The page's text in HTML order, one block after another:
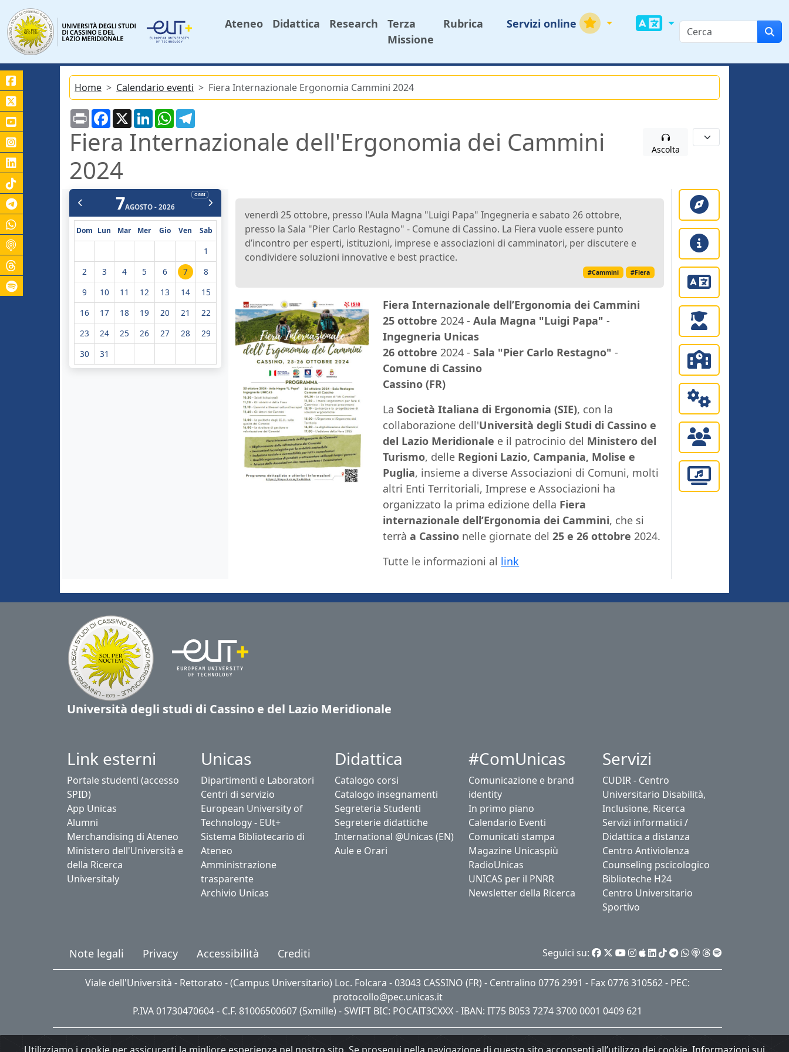
Ateneo Didattica Research
Terza
Missione
Rubrica Servizi online
Home Calendario eventi Fiera Internazionale Ergonomia Cammini 2024
PrintFacebook
X LinkedInWhatsApp
Fiera Internazionale dell'Ergonomia dei Cammini
2024
Ascolta
venerdì 25 ottobre, presso l'Aula Magna "Luigi Papa" Ingegneria e sabato 26 ottobre,
presso la Sala "Pier Carlo Restagno" - Comune di Cassino. La Fiera vuole essere punto
d’incontro per esperti, istituzioni, imprese e associazioni di camminatori, per discutere e
condividere soluzioni innovative e best practice.
#Cammini #Fiera
Fiera Internazionale dell’Ergonomia dei Cammini
25 ottobre 2024 - Aula Magna "Luigi Papa"-
Ingegneria Unicas
26 ottobre 2024 - Sala "Pier Carlo Restagno"-
Comune di Cassino
Cassino (FR)
LaSocietà Italiana di Ergonomia (SIE), con la
collaborazione dell'Università degli Studi di Cassino e
del Lazio Meridionale e il patrocinio del Ministero del
Turismo, delle Regioni Lazio, Campania, Molise e
Puglia, insieme a diverse Associazioni di Comuni, molti
altri Enti Territoriali, Imprese e Associazioni ha
organizzato la prima edizione della Fiera
internazionale dell’Ergonomia dei Cammini, che si
terràa Cassino nelle giornate del25 e 26 ottobre 2024.
Tutte le informazioni al link
OGGI
7AGOSTO - 2026
Dom Lun Mar Mer Gio Ven Sab
1
2
3 4 5 6 7
8
9
10 11 12 13 14
15
16
17 18 19 20 21
22
23
24 25 26 27 28
29
30
31
Università degli studi di Cassino e del Lazio Meridionale
Link esterni
Portale studenti (accesso
SPID)
App Unicas
Alumni
Merchandising di Ateneo
Ministero dell'Università e
della Ricerca
Universitaly
Unicas
Dipartimenti e Laboratori
Centri di servizio
European University of
Technology - EUt+
Sistema Bibliotecario di
Ateneo
Amministrazione
trasparente
Archivio Unicas
Didattica
Catalogo corsi
Catalogo insegnamenti
Segreteria Studenti
Segreterie didattiche
International @Unicas (EN)
Aule e Orari
#ComUnicas
Comunicazione e brand
identity
In primo piano
Calendario Eventi
Comunicati stampa
Magazine Unicaspiù
RadioUnicas
UNICAS per il PNRR
Newsletter della Ricerca
Servizi
CUDIR - Centro
Universitario Disabilità,
Inclusione, Ricerca
Servizi informatici /
Didattica a distanza
Centro Antiviolenza
Counseling pscicologico
Biblioteche H24
Centro Universitario
Sportivo
Note legali Privacy Accessibilità Crediti Seguici su:
Viale dell'Università - Rettorato - (Campus Universitario) Loc. Folcara - 03043 CASSINO (FR) - Centralino 0776 2991 - Fax 0776 310562 - PEC:
protocollo@pec.unicas.it
P.IVA 01730470604 - C.F. 81006500607 (5xmille) - SWIFT BIC: POCAIT3CXXX - IBAN: IT75 B053 7274 3700 0001 0409 621
Canale Telegram Unicas